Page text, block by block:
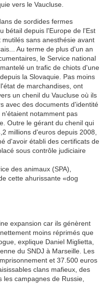
vers le Vaucluse.
de sordides fermes
bétail depuis l'Europe de l'Est
sans anesthésie avant
Au terme de plus d'un an
le Service national
un trafic de chiots d'une
la Slovaquie. Pas moins
de marchandises, ont
un chenil du Vaucluse où ils
avec des documents d'identité
notamment pas
Outre le gérant du chenil qui
millions d'euros depuis 2008,
d'avoir établi des certificats de
sous contrôle judiciaire
des animaux (SPA),
cette ahurissante «dog
expansion car ils génèrent
moins réprimés que
explique Daniel Miglietta,
du SNDJ à Marseille. Les
et 37.500 euros
clans mafieux, des
campagnes de Russie,